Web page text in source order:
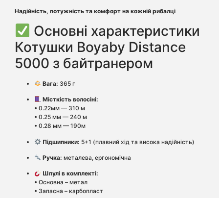
Надійність, потужність та комфорт на кожній рибалці
Основні характеристики
Котушки Boyaby Distance
5000 з байтранером
Вага: 365 г
Місткість волосіні:
• 0.22мм — 310 м
• 0.25 мм — 240 м
• 0.28 мм — 190м
Підшипники: 5+1 (плавний хід та висока надійність)
Ручка: металева, ергономічна
Шпулі в комплекті:
• Основна – метал
• Запасна – карбопласт